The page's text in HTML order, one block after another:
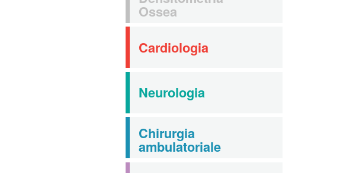
Ossea
Cardiologia
Neurologia
Chirurgia
ambulatoriale